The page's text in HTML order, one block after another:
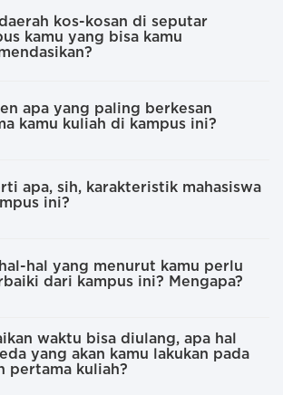
kos-kosan di seputar
kamu yang bisa kamu
apa yang paling berkesan
kamu kuliah di kampus ini?
apa, sih, karakteristik mahasiswa
ini?
hal yang menurut kamu perlu
dari kampus ini? Mengapa?
waktu bisa diulang, apa hal
yang akan kamu lakukan pada
pertama kuliah?